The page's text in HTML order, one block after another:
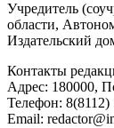
Учредитель
области,
Издательский
Контакты
Адреc: 180000,
Телефон: 8(8112)
Email: